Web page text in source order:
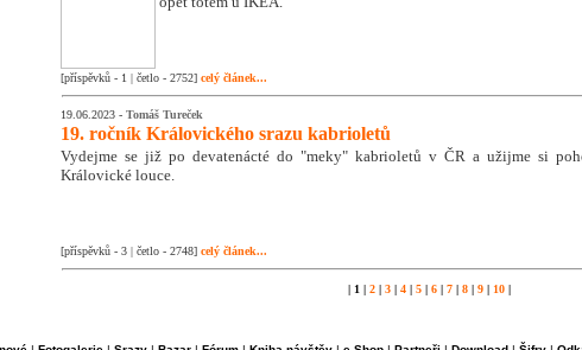
[příspěvků - 1 | četlo - 2752] celý článek...
19.06.2023 - Tomáš Tureček
19. ročník Královického srazu kabrioletů
Vydejme se již po devatenácté do "meky" kabrioletů v ČR a užijme si
Královické louce.
[příspěvků - 3 | četlo - 2748] celý článek...
| 1 | 2 | 3 | 4 | 5 | 6 | 7 | 8 | 9 | 10 |